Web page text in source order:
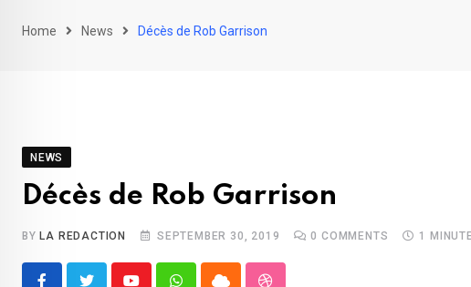
Home News Décès de Rob Garrison
NEWS
Décès de Rob Garrison
BY LA REDACTION SEPTEMBER 30, 2019 0 COMMENTS 1